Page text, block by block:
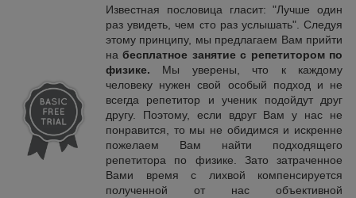
Известная пословица гласит: "Лучше один
раз увидеть, чем сто раз услышать". Следуя
этому принципу, мы предлагаем Вам прийти
набесплатное занятие с репетитором по
физике. Мы уверены, что к каждому
человеку нужен свой особый подход и не
всегда репетитор и ученик подойдут друг
другу. Поэтому, если вдруг Вам у нас не
понравится, то мы не обидимся и искренне
пожелаем Вам найти подходящего
репетитора по физике. Зато затраченное
Вами время с лихвой компенсируется
полученной от нас объективной